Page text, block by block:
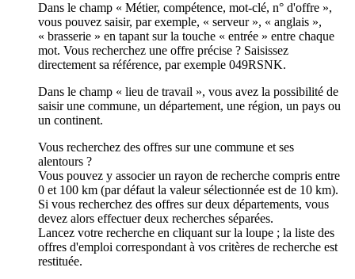
Dans le champ « Métier, compétence, mot-clé, n° d'offre »,
vous pouvez saisir, par exemple, « serveur », « anglais »,
« brasserie » en tapant sur la touche « entrée » entre chaque
mot. Vous recherchez une offre précise ? Saisissez
directement sa référence, par exemple 049RSNK.
Dans le champ « lieu de travail », vous avez la possibilité de
saisir une commune, un département, une région, un pays ou
un continent.
Vous recherchez des offres sur une commune et ses
alentours ?
Vous pouvez y associer un rayon de recherche compris entre
0 et 100 km (par défaut la valeur sélectionnée est de 10 km).
Si vous recherchez des offres sur deux départements, vous
devez alors effectuer deux recherches séparées.
Lancez votre recherche en cliquant sur la loupe ; la liste des
offres d'emploi correspondant à vos critères de recherche est
restituée.